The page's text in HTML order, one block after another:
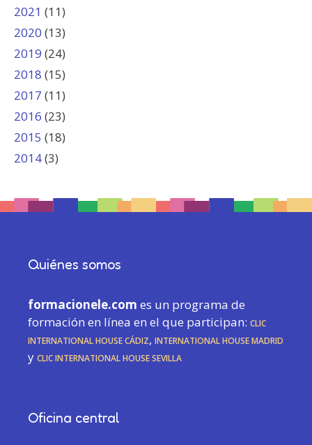
2021 (11)
2020 (13)
2019 (24)
2018 (15)
2017 (11)
2016 (23)
2015 (18)
2014(3)
Quiénes somos
formacionele.com es un programa de
formación en línea en el que participan: CLIC
International House Cádiz, International House Madrid
yCLIC International House Sevilla
Oficina central